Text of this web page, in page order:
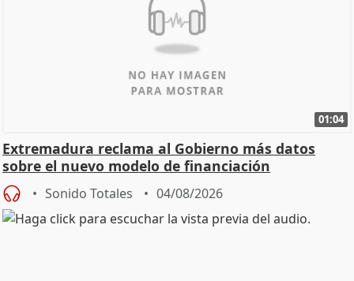
01:04
Extremadura reclama al Gobierno más datos
sobre el nuevo modelo de financiación
Sonido Totales 04/08/2026